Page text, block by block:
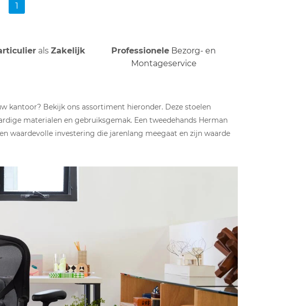
1
als Zakelijk Professionele Bezorg- en
Montageservice
kantoor? Bekijk ons assortiment hieronder. Deze stoelen
materialen en gebruiksgemak. Een tweedehands Herman
waardevolle investering die jarenlang meegaat en zijn waarde